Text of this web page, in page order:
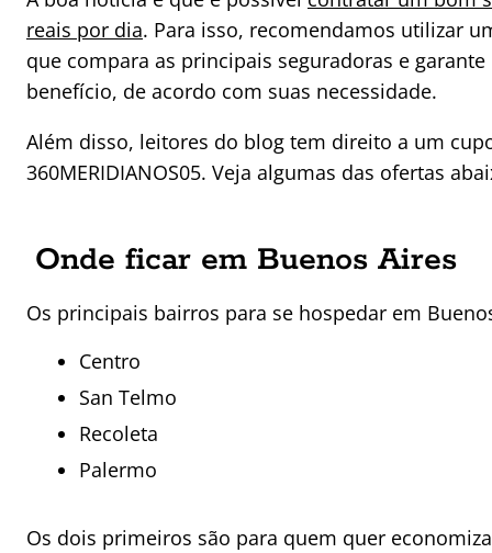
reais por dia. Para isso, recomendamos utilizar
que compara as principais seguradoras e
benefício, de acordo com suas necessidade.
Além disso, leitores do blog tem direito a um
360MERIDIANOS05. Veja algumas das ofertas
Onde ficar em Buenos Aires
Os principais bairros para se hospedar em
Centro
San Telmo
Recoleta
Palermo
Os dois primeiros são para quem quer